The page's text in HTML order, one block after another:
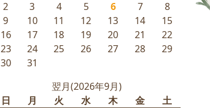
2 3 4 5 6 7
8
9
10 11 12 13 14
15
16
17 18 19 20 21
22
23
24 25 26 27 28
29
30
31
翌月(2026年9月)
日
月 火 水 木 金
土